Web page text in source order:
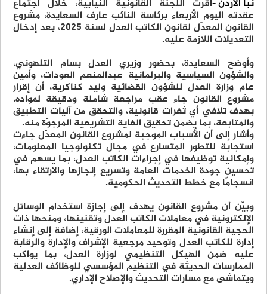
نبأ الأردن -أقرت اللجنة القانونية النيابية، خلال اجتماع
عقدته اليوم الأربعاء برئاسة النائب عارف السعايدة، مشروع
القانون المعدّل لقانون الكاتب العدل لسنة 2025، بعد إدخال
التعديلات اللازمة عليه.
وأوضح السعايدة، بحضور وزيري العدل بسام التلهوني،
والشؤون السياسية والبرلمانية عبدالمنعم العودات، وأمين
عام وزارة العدل للشؤون القضائية وليد كناكرية، أن إقرار
مشروع القانون جاء عقب مراجعة شاملة ودقيقة لمواده،
بهدف تلافي أي ثغرات قانونية، والتحقق من آليات التطبيق
والمتابعة، بما يضمن تحقيق الغاية التشريعية المرجوّة منه.
وأشار إلى أن الأسباب الموجبة لمشروع القانون المعدّل جاءت
استجابة للتطور المتسارع في مجال تكنولوجيا المعلومات،
وإمكانية توظيفها في إجراءات الكاتب العدل، بما يسهم في
تحسين جودة الخدمات العامة وتسريع إنجازها والارتقاء بها،
انسجامًا مع خطط التحديث الحكومية.
وبيّن أن مشروع القانون يهدف إلى إجازة استخدام الوسائل
الإلكترونية في معاملات الكاتب العدل وتقنينها، ومنحها ذات
الحجية القانونية المقررة للمعاملات الورقية، إضافة إلى إنشاء
إدارة للكاتب العدل وتوحيد مرجعية الإشراف والإدارة والرقابة
عليه ضمن الهيكل التنظيمي لوزارة العدل، بما يواكب
الممارسات الحديثة في التنظيم المؤسسي للوظائف العدلية
ويتماشى مع مسارات التحديث والإصلاح الإداري.